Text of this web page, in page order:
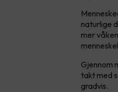
naturlige
mer
Gjennom
takt med
gradvis.